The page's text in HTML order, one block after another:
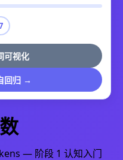
可视化
回归 →
— 阶段 1 认知入门